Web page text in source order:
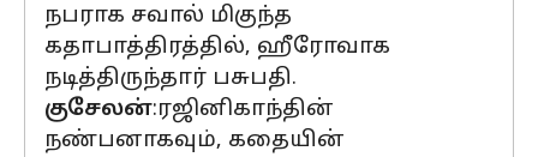
நபராக சவால் மிகுந்த
கதாபாத்திரத்தில், ஹீரோவாக
நடித்திருந்தார் பசுபதி.
குசேலன்:ரஜினிகாந்தின்
நண்பனாகவும், கதையின்